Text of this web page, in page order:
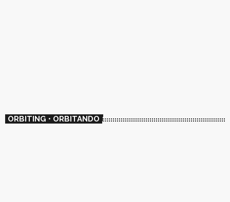
ORBITING • ORBITANDO